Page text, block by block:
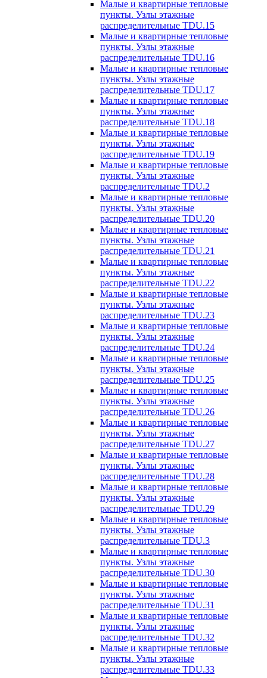
Малые и квартирные тепловые
пункты. Узлы этажные
распределительные TDU.15
Малые и квартирные тепловые
пункты. Узлы этажные
распределительные TDU.16
Малые и квартирные тепловые
пункты. Узлы этажные
распределительные TDU.17
Малые и квартирные тепловые
пункты. Узлы этажные
распределительные TDU.18
Малые и квартирные тепловые
пункты. Узлы этажные
распределительные TDU.19
Малые и квартирные тепловые
пункты. Узлы этажные
распределительные TDU.2
Малые и квартирные тепловые
пункты. Узлы этажные
распределительные TDU.20
Малые и квартирные тепловые
пункты. Узлы этажные
распределительные TDU.21
Малые и квартирные тепловые
пункты. Узлы этажные
распределительные TDU.22
Малые и квартирные тепловые
пункты. Узлы этажные
распределительные TDU.23
Малые и квартирные тепловые
пункты. Узлы этажные
распределительные TDU.24
Малые и квартирные тепловые
пункты. Узлы этажные
распределительные TDU.25
Малые и квартирные тепловые
пункты. Узлы этажные
распределительные TDU.26
Малые и квартирные тепловые
пункты. Узлы этажные
распределительные TDU.27
Малые и квартирные тепловые
пункты. Узлы этажные
распределительные TDU.28
Малые и квартирные тепловые
пункты. Узлы этажные
распределительные TDU.29
Малые и квартирные тепловые
пункты. Узлы этажные
распределительные TDU.3
Малые и квартирные тепловые
пункты. Узлы этажные
распределительные TDU.30
Малые и квартирные тепловые
пункты. Узлы этажные
распределительные TDU.31
Малые и квартирные тепловые
пункты. Узлы этажные
распределительные TDU.32
Малые и квартирные тепловые
пункты. Узлы этажные
распределительные TDU.33